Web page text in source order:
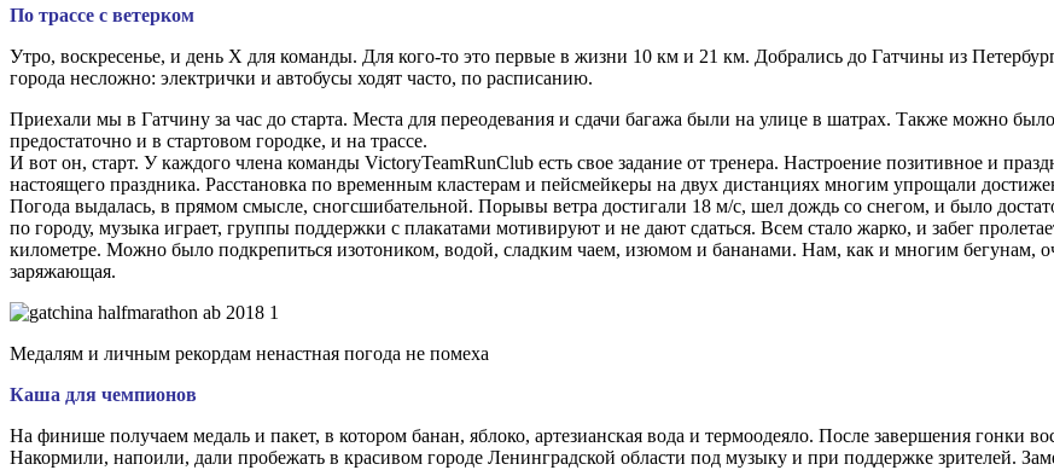
По трассе с ветерком
Утро, воскресенье, и день X для команды. Для кого-то это первые в жизни 10 км и 21 км. Добрались до Гатчины из
города несложно: электрички и автобусы ходят часто, по расписанию.
Приехали мы в Гатчину за час до старта. Места для переодевания и сдачи багажа были на улице в шатрах. Также можно
предостаточно и в стартовом городке, и на трассе.
И вот он, старт. У каждого члена команды VictoryTeamRunClub есть свое задание от тренера. Настроение позитивное и
настоящего праздника. Расстановка по временным кластерам и пейсмейкеры на двух дистанциях многим упрощали
Погода выдалась, в прямом смысле, сногсшибательной. Порывы ветра достигали 18 м/с, шел дождь со снегом, и было
по городу, музыка играет, группы поддержки с плакатами мотивируют и не дают сдаться. Всем стало жарко, и забег
километре. Можно было подкрепиться изотоником, водой, сладким чаем, изюмом и бананами. Нам, как и многим бегунам,
заряжающая.
Медалям и личным рекордам ненастная погода не помеха
Каша для чемпионов
На финише получаем медаль и пакет, в котором банан, яблоко, артезианская вода и термоодеяло. После завершения гонки
Накормили, напоили, дали пробежать в красивом городе Ленинградской области под музыку и при поддержке зрителей.